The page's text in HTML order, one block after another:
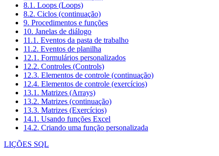
8.1. Loops (Loops)
8.2. Ciclos (continuação)
9. Procedimentos e funções
10. Janelas de diálogo
11.1. Eventos da pasta de trabalho
11.2. Eventos de planilha
12.1. Formulários personalizados
12.2. Controles (Controls)
12.3. Elementos de controle (continuação)
12.4. Elementos de controle (exercícios)
13.1. Matrizes (Arrays)
13.2. Matrizes (continuação)
13.3. Matrizes (Exercícios)
14.1. Usando funções Excel
14.2. Criando uma função personalizada
LIÇÕES SQL